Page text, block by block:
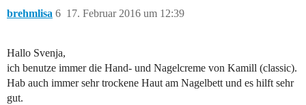
brehmlisa 17. Februar 2016 um 12:39
6
Hallo Svenja,
ich benutze immer die Hand- und Nagelcreme von Kamill (classic).
Hab auch immer sehr trockene Haut am Nagelbett und es hilft sehr
gut.